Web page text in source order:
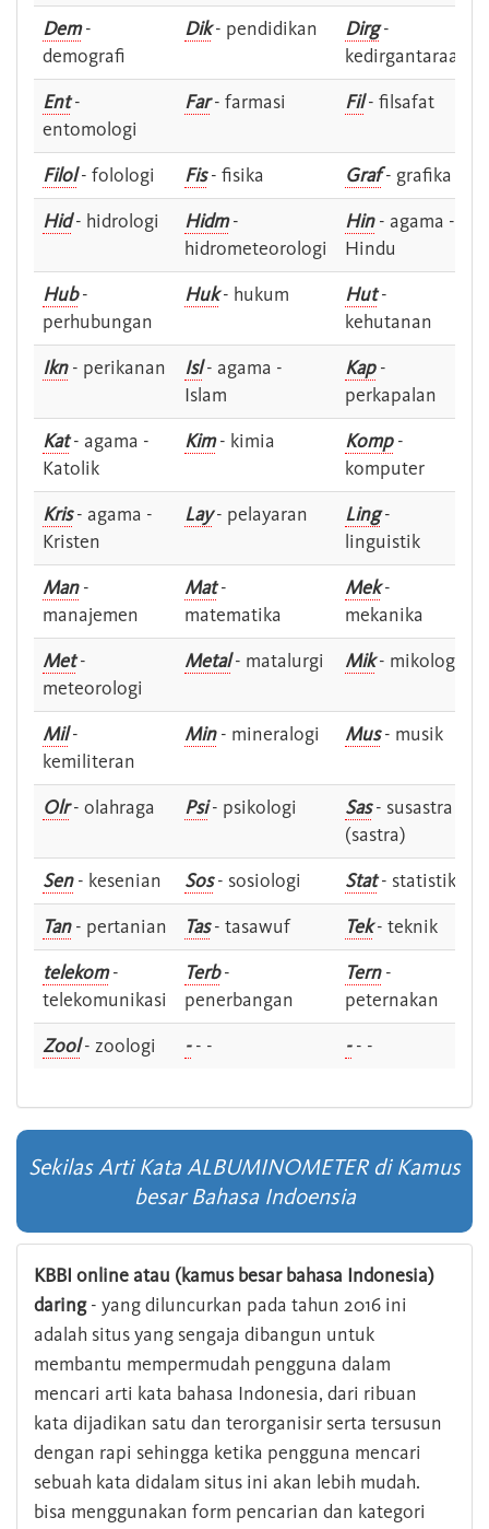
Dem-
demografi
Dik- pendidikan Dirg-
kedirgantaraan
Ent-
entomologi
Far- farmasi Fil- filsafat
Filol- folologi Fis- fisika Graf- grafika
Hid- hidrologi Hidm-
hidrometeorologi
Hin- agama -
Hindu
Hub-
perhubungan
Huk- hukum Hut-
kehutanan
Ikn- perikanan Isl- agama -
Islam
Kap-
perkapalan
Kat- agama -
Katolik
Kim- kimia Komp-
komputer
Kris- agama -
Kristen
Lay- pelayaran Ling-
linguistik
Man-
manajemen
Mat-
matematika
Mek-
mekanika
Met-
meteorologi
Metal- matalurgi Mik- mikologi
Mil-
kemiliteran
Min- mineralogi Mus- musik
Olr- olahraga Psi- psikologi Sas- susastra -
(sastra)
Sen- kesenian Sos- sosiologi Stat- statistik
Tan- pertanian Tas- tasawuf Tek- teknik
telekom-
telekomunikasi
Terb-
penerbangan
Tern-
peternakan
Zool- zoologi -- - -- -
Sekilas Arti Kata ALBUMINOMETER di Kamus
besar Bahasa Indoensia
KBBI online atau (kamus besar bahasa Indonesia)
daring- yang diluncurkan pada tahun 2016 ini
adalah situs yang sengaja dibangun untuk
membantu mempermudah pengguna dalam
mencari arti kata bahasa Indonesia, dari ribuan
kata dijadikan satu dan terorganisir serta tersusun
dengan rapi sehingga ketika pengguna mencari
sebuah kata didalam situs ini akan lebih mudah.
bisa menggunakan form pencarian dan kategori